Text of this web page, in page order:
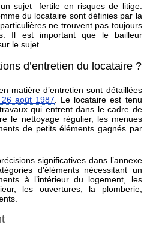
sujet
fertile en risques de litige.
du locataire sont définies par la
ne trouvent pas toujours
Il est important que le bailleur
le sujet.
d’entretien du locataire ?
matière d’entretien sont détaillées
août 1987 . Le locataire est tenu
qui entrent dans le cadre de
le nettoyage régulier, les menues
de petits éléments gagnés par
significatives dans l’annexe
d'éléments nécessitant un
à l’intérieur du logement, les
les ouvertures, la plomberie,